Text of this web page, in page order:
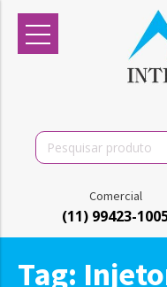
Search
for:
Comercial
(11) 99423-
Tag: